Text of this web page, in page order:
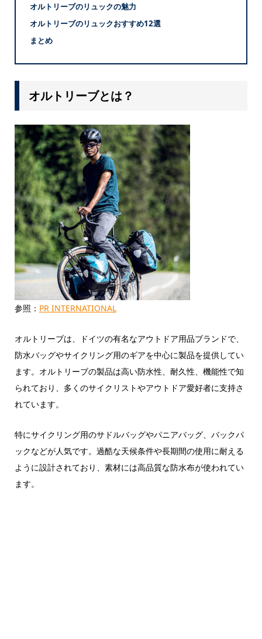
オルトリーブのリュックの魅力
オルトリーブのリュックおすすめ12選
まとめ
オルトリーブとは？
参照： PR INTERNATIONAL
オルトリーブは、ドイツの有名なアウトドア用品ブランドで、
防水バッグやサイクリング用のギアを中心に製品を提供してい
ます。オルトリーブの製品は高い防水性、耐久性、機能性で知
られており、多くのサイクリストやアウトドア愛好者に支持さ
れています。
特にサイクリング用のサドルバッグやパニアバッグ、バックパ
ックなどが人気です。過酷な天候条件や長期間の使用に耐える
ように設計されており、素材には高品質な防水布が使われてい
ます。